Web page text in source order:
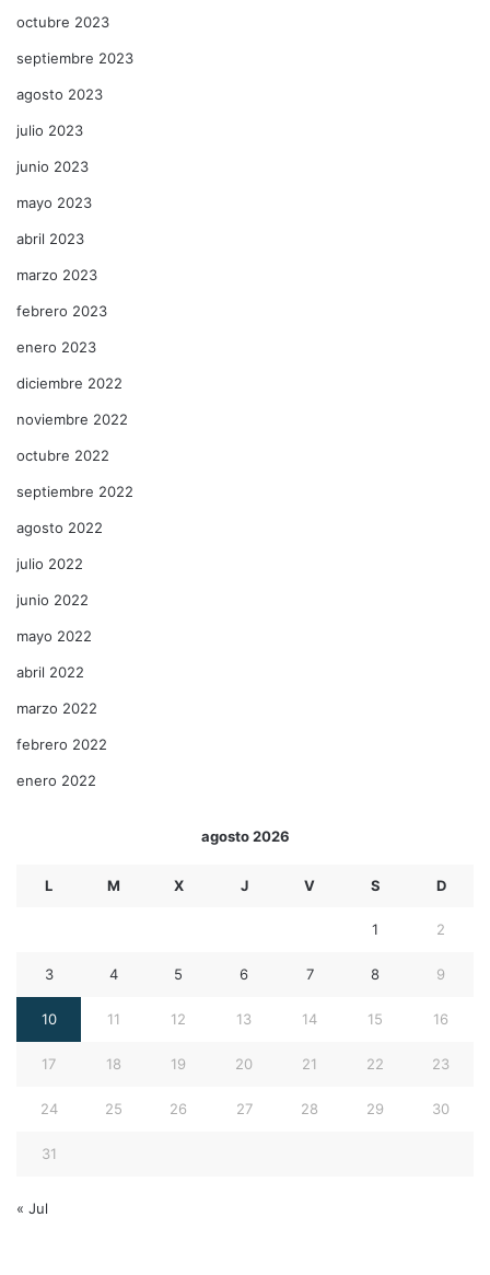
octubre 2023
septiembre 2023
agosto 2023
julio 2023
junio 2023
mayo 2023
abril 2023
marzo 2023
febrero 2023
enero 2023
diciembre 2022
noviembre 2022
octubre 2022
septiembre 2022
agosto 2022
julio 2022
junio 2022
mayo 2022
abril 2022
marzo 2022
febrero 2022
enero 2022
agosto 2026
L M X J V S D
1 2
3 4 5 6 7 8 9
10 11 12 13 14 15 16
17 18 19 20 21 22 23
24 25 26 27 28 29 30
31
« Jul